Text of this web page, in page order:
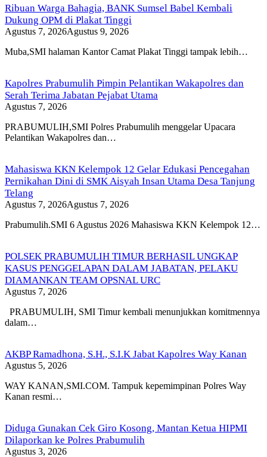
Ribuan Warga Bahagia, BANK Sumsel Babel Kembali
Dukung OPM di Plakat Tinggi
Agustus 7, 2026Agustus 9, 2026
Muba,SMI halaman Kantor Camat Plakat Tinggi tampak lebih…
Kapolres Prabumulih Pimpin Pelantikan Wakapolres dan
Serah Terima Jabatan Pejabat Utama
Agustus 7, 2026
PRABUMULIH,SMI Polres Prabumulih menggelar Upacara
Pelantikan Wakapolres dan…
Mahasiswa KKN Kelempok 12 Gelar Edukasi Pencegahan
Pernikahan Dini di SMK Aisyah Insan Utama Desa Tanjung
Telang
Agustus 7, 2026Agustus 7, 2026
Prabumulih.SMI 6 Agustus 2026 Mahasiswa KKN Kelempok 12…
POLSEK PRABUMULIH TIMUR BERHASIL UNGKAP
KASUS PENGGELAPAN DALAM JABATAN, PELAKU
DIAMANKAN TEAM OPSNAL URC
Agustus 7, 2026
PRABUMULIH, SMI Timur kembali menunjukkan komitmennya
dalam…
AKBP Ramadhona, S.H., S.I.K Jabat Kapolres Way Kanan
Agustus 5, 2026
WAY KANAN,SMI.COM. Tampuk kepemimpinan Polres Way
Kanan resmi…
Diduga Gunakan Cek Giro Kosong, Mantan Ketua HIPMI
Dilaporkan ke Polres Prabumulih
Agustus 3, 2026